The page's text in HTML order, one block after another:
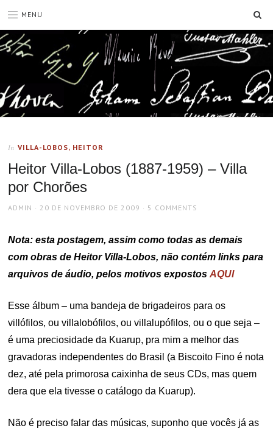
MENU
In VILLA-LOBOS, HEITOR
Heitor Villa-Lobos (1887-1959) – Villa
por Chorões
AUTHOR
ADMIN
POSTED
20 DE NOVEMBRO DE 2009 5 COMMENTS
Nota: esta postagem, assim como todas as demais
com obras de Heitor Villa-Lobos, não contém links para
arquivos de áudio, pelos motivos expostosAQUI
Esse álbum – uma bandeja de brigadeiros para os
villófilos, ou villalobófilos, ou villalupófilos, ou o que seja –
é uma preciosidade da Kuarup, pra mim a melhor das
gravadoras independentes do Brasil (a Biscoito Fino é nota
dez, até pela primorosa caixinha de seus CDs, mas quem
dera que ela tivesse o catálogo da Kuarup).
Não é preciso falar das músicas, suponho que vocês já as